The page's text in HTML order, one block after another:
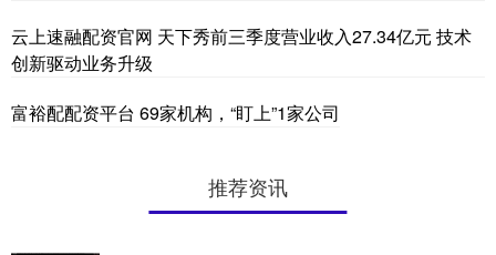
云上速融配资官网 天下秀前三季度营业收入27.34亿元 技术
创新驱动业务升级
富裕配配资平台 69家机构，“盯上”1家公司
推荐资讯